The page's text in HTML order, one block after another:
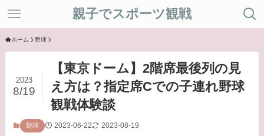
親子でスポーツ観戦
ホーム 野球
【東京ドーム】2階席最後列の見
え方は？指定席Cでの子連れ野球
観戦体験談
2023
8/19
野球 2023-06-22 2023-08-19